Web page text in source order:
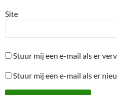
Site
Stuur mij een e-mail als er
Stuur mij een e-mail als er